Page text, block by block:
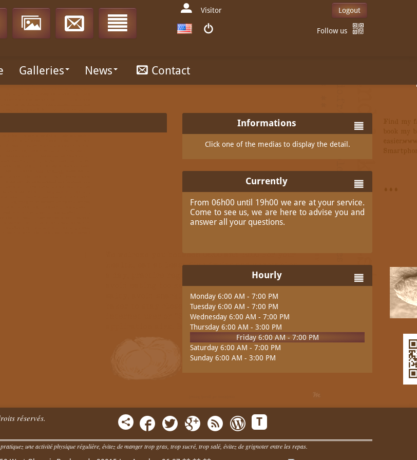
Visitor Logout
Follow us
Galleries News Contact
Informations
Click one of the medias to display the detail.
Currently
From 06h00 until 19h00 we are at your service.
Come to see us, we are here to advise you and
answer all your questions.
Hourly
Monday 6:00 AM - 7:00 PM
Tuesday 6:00 AM - 7:00 PM
Wednesday 6:00 AM - 7:00 PM
Thursday 6:00 AM - 3:00 PM
Friday 6:00 AM - 7:00 PM
Saturday 6:00 AM - 7:00 PM
Sunday 6:00 AM - 3:00 PM
réservés. T
une activité physique régulière, évitez de manger trop gras, trop sucré, trop salé, évitez de grignoter entre les repas.